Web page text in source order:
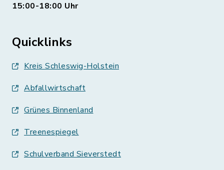
15:00-18:00 Uhr
Quicklinks
Kreis Schleswig-Holstein
Abfallwirtschaft
Grünes Binnenland
Treenespiegel
Schulverband Sieverstedt